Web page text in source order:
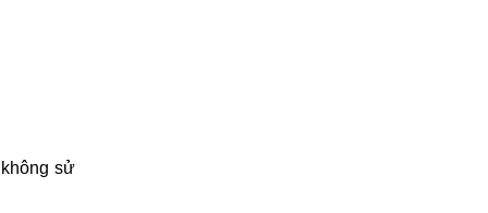
sử